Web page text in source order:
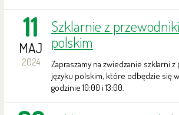
11
MAJ
2024
Szklarnie z
polskim
Zapraszamy na zwiedzanie szklarni
języku polskim, które odbędzie się w
godzinie 10:00 i 13:00.